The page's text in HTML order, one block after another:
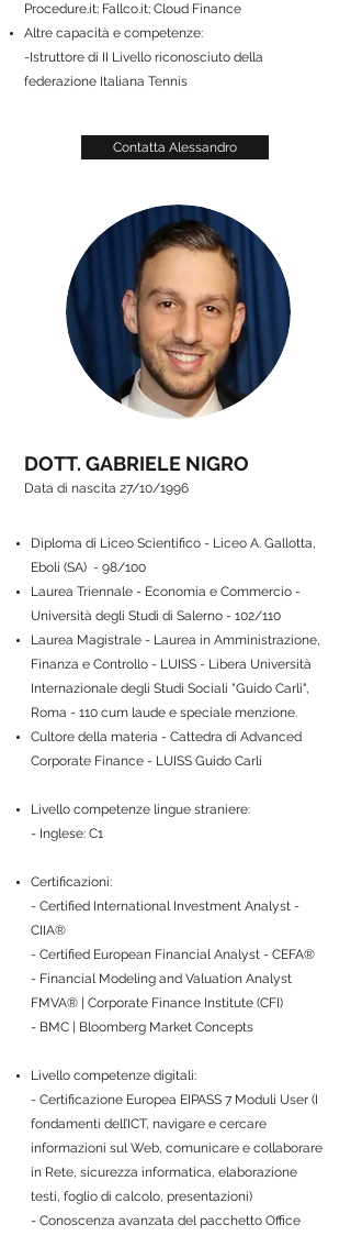
Procedure.it; Fallco.it; Cloud Finance
Altre capacità e competenze:
-Istruttore di II Livello riconosciuto della
federazione Italiana Tennis
Contatta Alessandro
DOTT. GABRIELE NIGRO
Data di nascita 27/10/1996
Diploma di Liceo Scientifico - Liceo A. Gallotta,
Eboli (SA) - 98/100
Laurea Triennale - Economia e Commercio -
Università degli Studi di Salerno - 102/110
Laurea Magistrale - Laurea in Amministrazione,
Finanza e Controllo - LUISS - Libera Università
Internazionale degli Studi Sociali "Guido Carli",
Roma - 110 cum laude e speciale menzione.
Cultore della materia - Cattedra di Advanced
Corporate Finance - LUISS Guido Carli
Livello competenze lingue straniere:
- Inglese: C1
Certificazioni:
- Certified International Investment Analyst -
CIIA®
- Certified European Financial Analyst - CEFA®
- Financial Modeling and Valuation Analyst
FMVA® | Corporate Finance Institute (CFI)
- BMC | Bloomberg Market Concepts
Livello competenze digitali:
- Certificazione Europea EIPASS 7 Moduli User (I
fondamenti dell’ICT, navigare e cercare
informazioni sul Web, comunicare e collaborare
in Rete, sicurezza informatica, elaborazione
testi, foglio di calcolo, presentazioni)
- Conoscenza avanzata del pacchetto Office